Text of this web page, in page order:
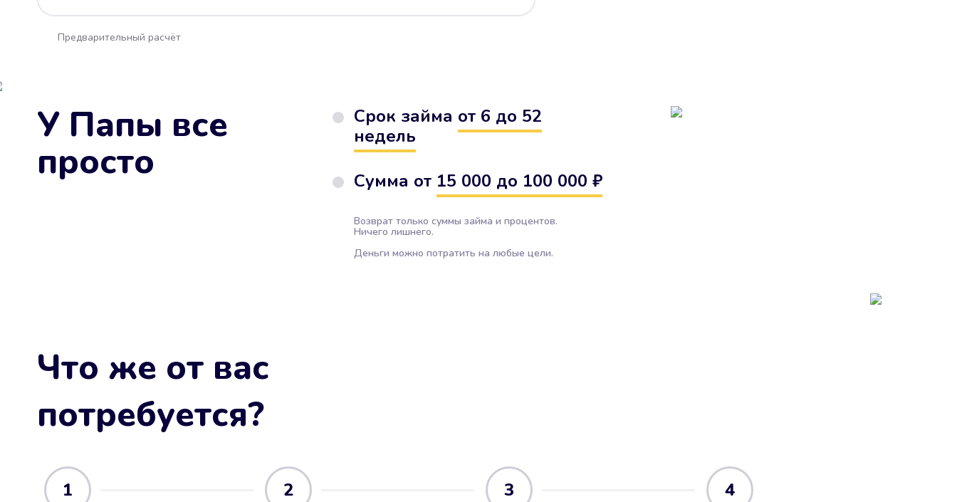
Предварительный расчёт
У Папы все
просто
Срок займа от 6 до 52
недель
Сумма от 15 000 до 100 000 ₽
Возврат только суммы займа и процентов.
Ничего лишнего.
Деньги можно потратить на любые цели.
Что же от вас
потребуется?
1 2 3 4